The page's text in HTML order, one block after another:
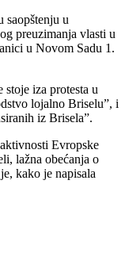
saopštenju u
preuzimanja vlasti u
u Novom Sadu 1.
iza protesta u
lojalno Briselu”, i
iz Brisela”.
Evropske
lažna obećanja o
kako je napisala